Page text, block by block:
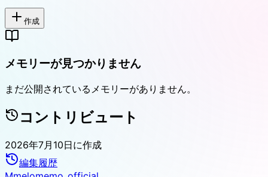
作成
メモリーが見つかりません
まだ公開されているメモリーがありません。
コントリビュート
2026年7月10日に作成
編集履歴